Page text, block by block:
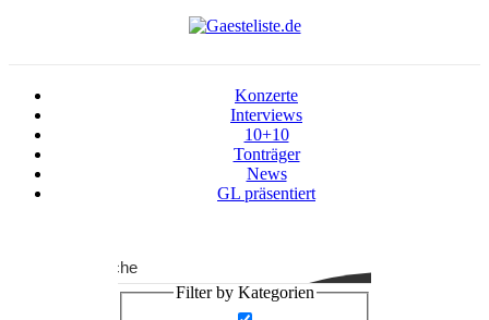
Konzerte
Interviews
10+10
Tonträger
News
GL präsentiert
Suche
Filter by Kategorien